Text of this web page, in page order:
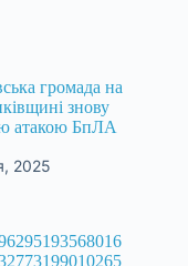
громада на
знову
атакою БпЛА
2025